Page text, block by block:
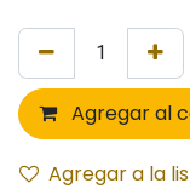
Agregar al
Agregar a la